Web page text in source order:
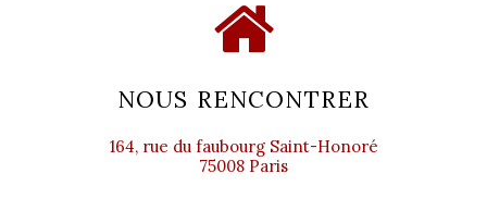
NOUS RENCONTRER
164, rue du faubourg Saint-Honoré
75008 Paris